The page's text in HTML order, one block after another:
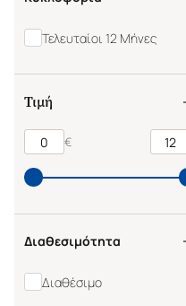
Τελευταίοι 12 Μήνες
Τιμή
€
Διαθεσιμότητα
Διαθέσιμο